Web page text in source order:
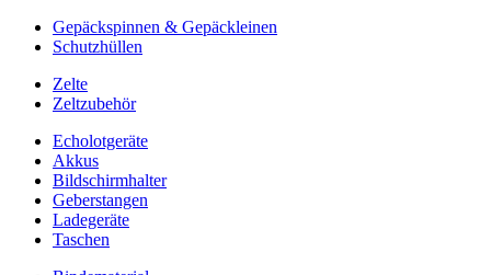
Gepäckspinnen & Gepäckleinen
Schutzhüllen
Zelte
Zeltzubehör
Echolotgeräte
Akkus
Bildschirmhalter
Geberstangen
Ladegeräte
Taschen